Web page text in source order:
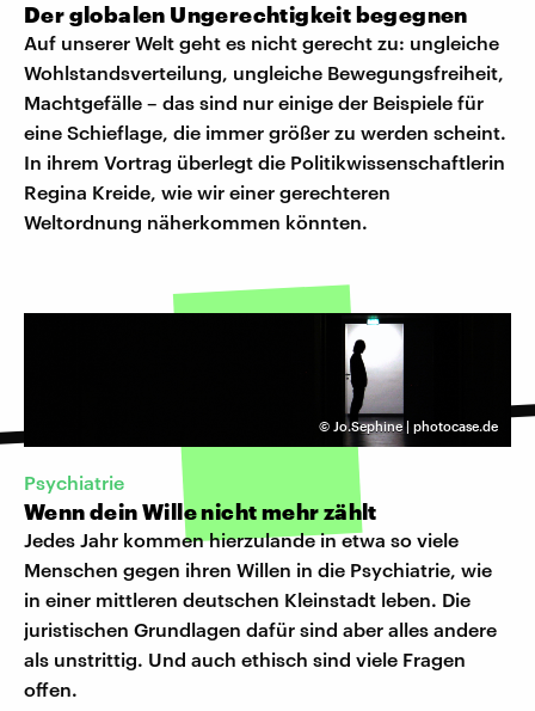
Der globalen Ungerechtigkeit begegnen
Auf unserer Welt geht es nicht gerecht zu: ungleiche
Wohlstandsverteilung, ungleiche Bewegungsfreiheit,
Machtgefälle – das sind nur einige der Beispiele für
eine Schieflage, die immer größer zu werden scheint.
In ihrem Vortrag überlegt die Politikwissenschaftlerin
Regina Kreide, wie wir einer gerechteren
Weltordnung näherkommen könnten.
© Jo.Sephine | photocase.de
Psychiatrie
Wenn dein Wille nicht mehr zählt
Jedes Jahr kommen hierzulande in etwa so viele
Menschen gegen ihren Willen in die Psychiatrie, wie
in einer mittleren deutschen Kleinstadt leben. Die
juristischen Grundlagen dafür sind aber alles andere
als unstrittig. Und auch ethisch sind viele Fragen
offen.